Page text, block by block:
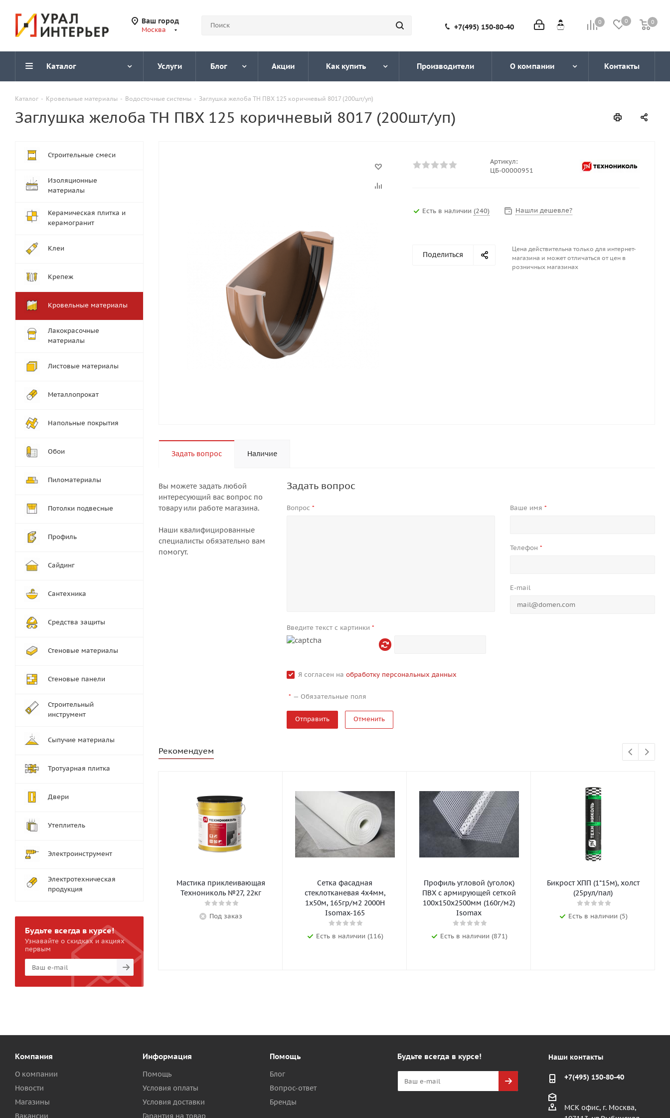
Ваш город
Москва
0 0 0
0
+7(495) 150-80-40
Каталог Услуги Блог Акции Как купить Производители О компании Контакты
Каталог - Кровельные материалы - Водосточные системы - Заглушка желоба ТН ПВХ 125 коричневый 8017 (200шт/уп)
Заглушка желоба ТН ПВХ 125 коричневый 8017 (200шт/уп)
Артикул:
ЦБ-00000951
Есть в наличии (240) Нашли дешевле?
Поделиться
Цена действительна только для интернет-
магазина и может отличаться от цен в
розничных магазинах
Задать вопрос Наличие
Вы можете задать любой
интересующий вас вопрос по
товару или работе магазина.
Наши квалифицированные
специалисты обязательно вам
помогут.
Задать вопрос
Вопрос * Ваше имя*
Телефон*
E-mail
Введите текст с картинки *
Я согласен на обработку персональных данных
* — Обязательные поля
Отменить
Рекомендуем
Мастика приклеивающая
Технониколь №27, 22кг
Под заказ
Сетка фасадная
стеклотканевая 4х4мм,
1х50м, 165гр/м2 2000Н
Isomax-165
Есть в наличии (116)
Профиль угловой (уголок)
ПВХ с армирующей сеткой
100х150х2500мм (160г/м2)
Isomax
Есть в наличии (871)
Бикрост ХПП (1*15м), холст
(25рул/пал)
Есть в наличии (5)
Строительные смеси
Изоляционные
материалы
Керамическая плитка и
керамогранит
Клеи
Крепеж
Кровельные материалы
Лакокрасочные
материалы
Листовые материалы
Металлопрокат
Напольные покрытия
Обои
Пиломатериалы
Потолки подвесные
Профиль
Сайдинг
Сантехника
Средства защиты
Стеновые материалы
Стеновые панели
Строительный
инструмент
Сыпучие материалы
Тротуарная плитка
Двери
Утеплитель
Электроинструмент
Электротехническая
продукция
Будьте всегда в курсе!
Узнавайте о скидках и акциях
первым
Компания
О компании
Новости
Магазины
Вакансии
Информация
Помощь
Условия оплаты
Условия доставки
Гарантия на товар
Помощь
Блог
Вопрос-ответ
Бренды
Будьте всегда в курсе! Наши контакты
+7(495) 150-80-40
МСК офис, г. Москва,